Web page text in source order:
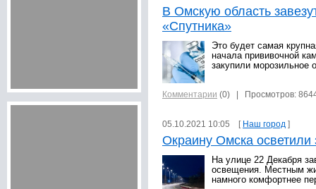
В Омскую область
«Спутника»
Это будет самая
начала прививочной
закупили морозильное
Комментарии (0) | Просмотров:
05.10.2021 10:05 [ Наш город ]
Окраину Омска
На улице 22 Декабря
освещения. Местным
намного комфортнее